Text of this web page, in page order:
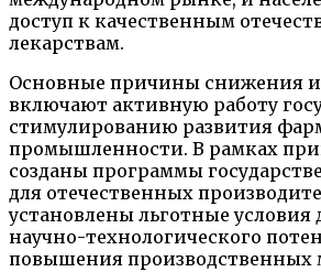
доступ к качественным
лекарствам.
Основные причины снижения
включают активную работу
стимулированию развития
промышленности. В рамках
созданы программы
для отечественных
установлены льготные условия
научно-технологического
повышения производственных